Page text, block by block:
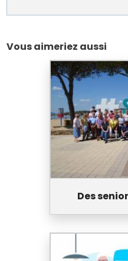
Vous aimeriez aussi
Des